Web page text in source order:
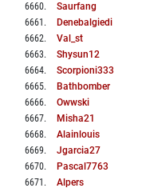
6660. Saurfang
6661 . Denebalgiedi
6662. Val_st
6663. Shysun12
6664. Scorpioni333
6665. Bathbomber
6666. Owwski
6667. Misha21
6668. Alainlouis
6669. Jgarcia27
6670. Pascal7763
6671 . Alpers